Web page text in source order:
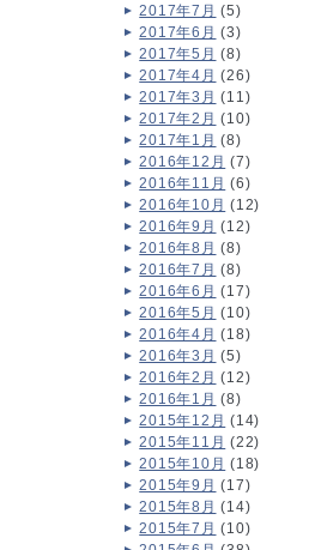
2017年7月 (5)
2017年6月 (3)
2017年5月 (8)
2017年4月 (26)
2017年3月 (11)
2017年2月 (10)
2017年1月 (8)
2016年12月 (7)
2016年11月 (6)
2016年10月 (12)
2016年9月 (12)
2016年8月 (8)
2016年7月 (8)
2016年6月 (17)
2016年5月 (10)
2016年4月 (18)
2016年3月 (5)
2016年2月 (12)
2016年1月 (8)
2015年12月 (14)
2015年11月 (22)
2015年10月 (18)
2015年9月 (17)
2015年8月 (14)
2015年7月 (10)